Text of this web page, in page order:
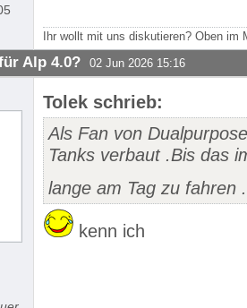
Ihr wollt mit uns diskutieren? Oben
Alp 4.0? 02 Jun 2026 15:16
Tolek schrieb:
Als Fan von
Tanks verbaut .Bis das
lange am Tag zu fahren
kenn ich